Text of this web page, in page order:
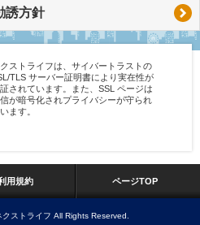
誘方針
ストライフは、サイバートラストの
TLS サーバー証明書により実在性が
されています。また、SSL ページは
が暗号化されプライバシーが守られ
ます。
用規約 ページTOP
ストライフ All Rights Reserved.